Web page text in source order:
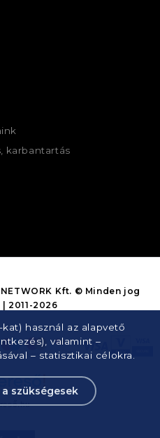
karbantartás
használ az alapvető
valamint –
– statisztikai célokra.
a szükségesek
Kft. © Minden jog
2011-2026